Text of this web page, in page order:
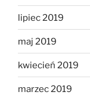
lipiec 2019
maj 2019
kwiecień 2019
marzec 2019